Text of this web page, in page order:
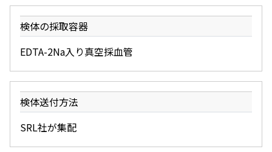
検体の採取容器
EDTA-2Na入り真空採血管
検体送付方法
SRL社が集配